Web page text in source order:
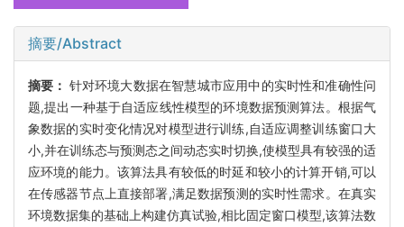
摘要/Abstract
摘要： 针对环境大数据在智慧城市应用中的实时性和准确性问
题,提出一种基于自适应线性模型的环境数据预测算法。根据气
象数据的实时变化情况对模型进行训练,自适应调整训练窗口大
小,并在训练态与预测态之间动态实时切换,使模型具有较强的适
应环境的能力。该算法具有较低的时延和较小的计算开销,可以
在传感器节点上直接部署,满足数据预测的实时性需求。在真实
环境数据集的基础上构建仿真试验,相比固定窗口模型,该算法数